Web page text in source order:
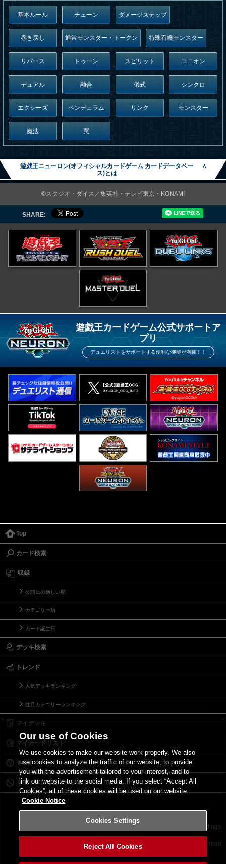
基本ルール チェーン ダメージステップ
巻き戻し 通常モンスター・トークン 特殊召喚モンスター
リバース トゥーン スピリット ユニオン
デュアル 融合 儀式 シンクロ
エクシーズ ペンデュラム リンク モンスター
魔法 罠
遊戯王ニューロン(オフィシャルカードゲーム カードデータベー
ス)とは
∧
©スタジオ・ダイス／集英社・テレビ東京・KONAMI
SHARE:
遊戯王カードゲーム公式サポートア
プリ
デュエリストをサポートする便利な機能が満載！！
Top
カード検索
収録
公開日の新しい順
カテゴリー順
カード誕生日
デッキ検索
トレンド
人気デッキランキング
注目カテゴリーランキング
マイデッキ
マイカードリスト
Ｑ＆Ａ
リミットレギュレーション
サイトポリシー Cookies Settings
©2026 Konami Digital Entertainment
Our use of Cookies
We use cookies to make our website work properly. We also
use cookies to analyze the traffic of our website, to provide
you with the advertisement tailored to your interest, and to
link our website to the social media. If you select “Accept All
Cookies”, all of these cookies will be used on our website.
Cookie Notice
Cookies Settings
Reject All Cookies